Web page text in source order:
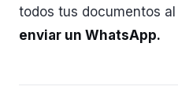
todos tus documentos
enviar un WhatsApp.